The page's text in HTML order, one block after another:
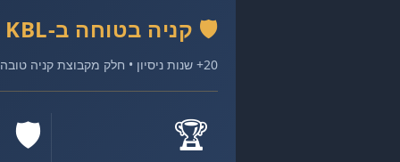
🛡️ קניה בטוחה ב-KBL
20+ שנות ניסיון • חלק מקבוצת קניה טובה • רהיטים איכותיים במחירים הוגנים
🏆
🛡️